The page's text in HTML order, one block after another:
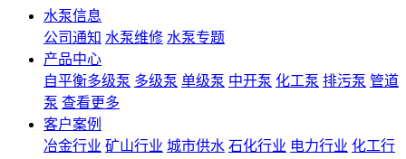
水泵信息
公司通知 水泵维修 水泵专题
产品中心
自平衡多级泵 多级泵 单级泵 中开泵 化工泵 排污泵 管道
泵 查看更多
客户案例
冶金行业 矿山行业 城市供水 石化行业 电力行业 化工行